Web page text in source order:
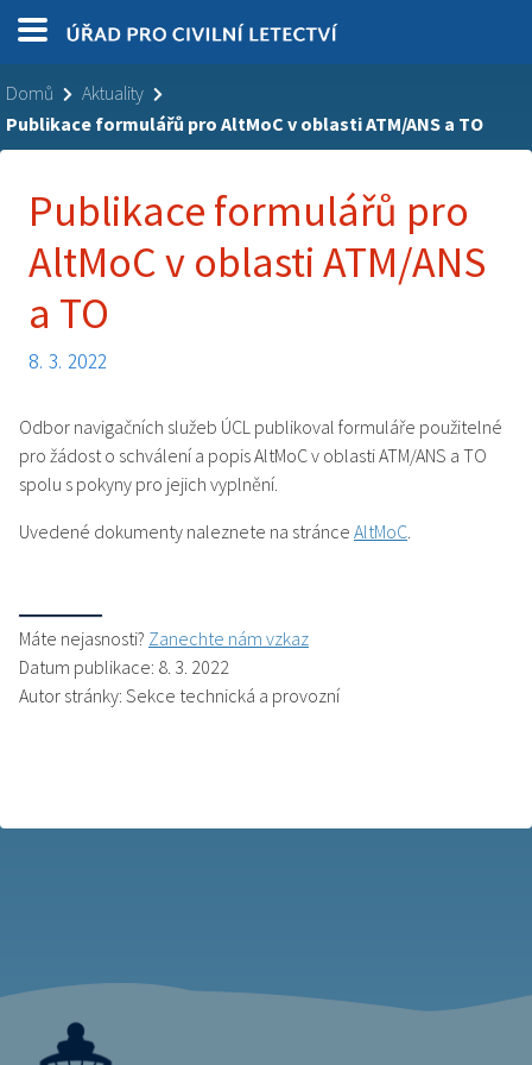
Domů
Aktuality
Publikace formulářů pro AltMoC v oblasti ATM/ANS a TO
Publikace formulářů pro
AltMoC v oblasti ATM/ANS
a TO
8. 3. 2022
Odbor navigačních služeb ÚCL publikoval formuláře použitelné
pro žádost o schválení a popis AltMoC v oblasti ATM/ANS a TO
spolu s pokyny pro jejich vyplnění.
Uvedené dokumenty naleznete na stránce AltMoC.
Máte nejasnosti? Zanechte nám vzkaz
Datum publikace: 8. 3. 2022
Autor stránky: Sekce technická a provozní